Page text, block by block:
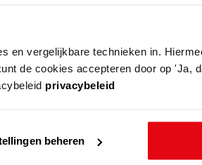
en vergelijkbare technieken in.
de cookies accepteren door op 'Ja,
privacybeleid
beheren